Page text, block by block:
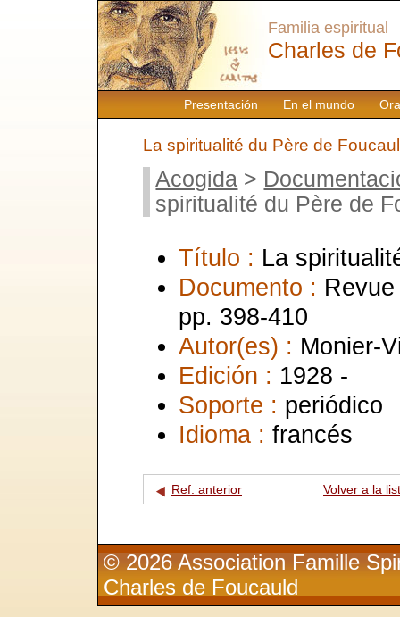
Presentación En el mundo
Familia espiritual
Charles de
La spiritualité du Père de
Acogida >
spiritualité du Père de
Título : La
Documento :
pp. 398-410
Autor(es) : Monier-
Edición : 1928 -
Soporte : periódico
Idioma : francés
Ref. anterior Volver a la
© 2026 Association Famille
Charles de Foucauld